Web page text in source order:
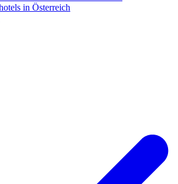
in Österreich